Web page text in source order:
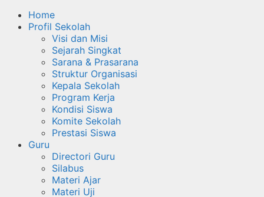
Home
Profil Sekolah
Visi dan Misi
Sejarah Singkat
Sarana & Prasarana
Struktur Organisasi
Kepala Sekolah
Program Kerja
Kondisi Siswa
Komite Sekolah
Prestasi Siswa
Guru
Directori Guru
Silabus
Materi Ajar
Materi Uji